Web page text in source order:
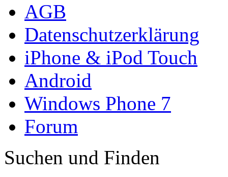
AGB
Datenschutzerklärung
iPhone & iPod Touch
Android
Windows Phone 7
Forum
Suchen und Finden